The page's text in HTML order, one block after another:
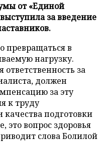
от «Единой
за введение
превращаться в
нагрузку.
ответственность за
должен
за эту
к труду
подготовки
это вопрос здоровья
слова Болилой